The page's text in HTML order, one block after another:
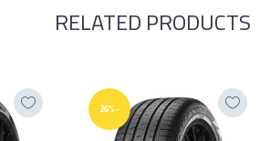
RELATED PRODUCTS
-26%